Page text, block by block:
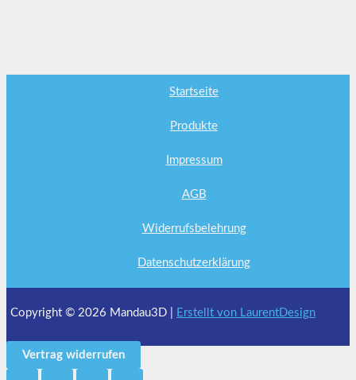
Startseite
Produkte
Impressum
AGB
Widerrufsbelehrung
Datenschutzerklärung
Copyright © 2026 Mandau3D | Erstellt von LaurentDesign
Vertrag widerrufen